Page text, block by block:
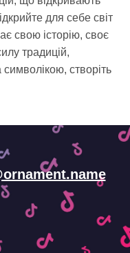
для себе світ
свою історію, своє
традицій,
створіть